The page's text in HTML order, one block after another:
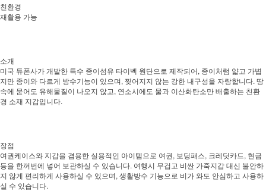
친환경
재활용 가능
소개
미국 듀폰사가 개발한 특수 종이섬유 타이벡 원단으로 제작되어, 종이처럼 얇고 가볍
지만 종이와 다르게 방수기능이 있으며, 찢어지지 않는 강한 내구성을 자랑합니다. 땅
속에 묻어도 유해물질이 나오지 않고, 연소시에도 물과 이산화탄소만 배출하는 친환
경 소재 지갑입니다.
장점
여권케이스와 지갑을 겸용한 실용적인 아이템으로 여권, 보딩패스, 크레딧카드, 현금
등을 한꺼번에 넣어 보관하실 수 있습니다. 여행시 무겁고 비싼 가죽지갑 대신 불안하
지 않게 편리하게 사용하실 수 있으며, 생활방수 기능으로 비가 와도 안심하고 사용하
실 수 있습니다.